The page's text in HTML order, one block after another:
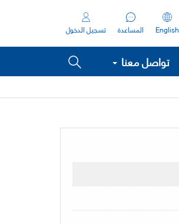
English المساعدة تسجيل الدخول
تواصل معنا